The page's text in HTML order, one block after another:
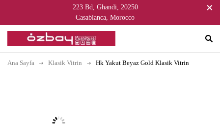
223 Bd, Ghandi, 20250
Casablanca, Morocco
Ana Sayfa Klasik Vitrin Hk Yakut Beyaz Gold Klasik Vitrin